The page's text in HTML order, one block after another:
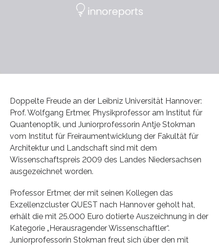
Doppelte Freude an der Leibniz Universität Hannover:
Prof. Wolfgang Ertmer, Physikprofessor am Institut für
Quantenoptik, und Juniorprofessorin Antje Stokman
vom Institut für Freiraumentwicklung der Fakultät für
Architektur und Landschaft sind mit dem
Wissenschaftspreis 2009 des Landes Niedersachsen
ausgezeichnet worden.
Professor Ertmer, der mit seinen Kollegen das
Exzellenzcluster QUEST nach Hannover geholt hat,
erhält die mit 25.000 Euro dotierte Auszeichnung in der
Kategorie „Herausragender Wissenschaftler“.
Juniorprofessorin Stokman freut sich über den mit